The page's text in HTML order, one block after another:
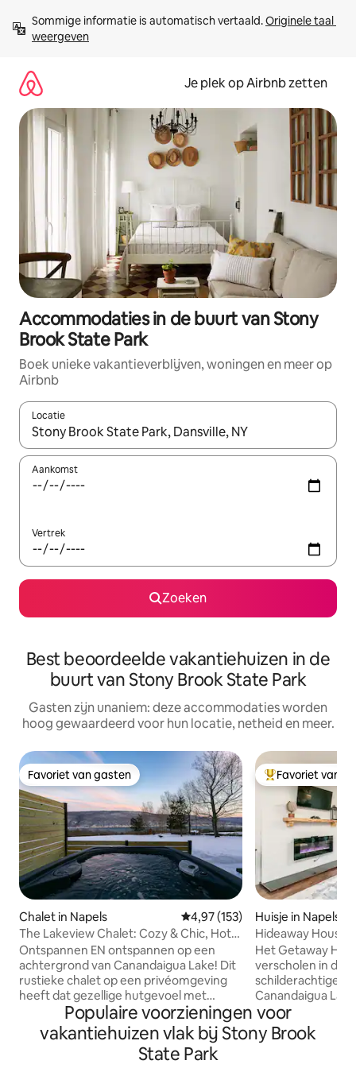
direct
naar
Sommige informatie is automatisch vertaald. Originele taal
weergeven
Je plek op Airbnb zetten
Accommodaties in de buurt van Stony
Brook State Park
Boek unieke vakantieverblijven, woningen en meer op
Airbnb
Locatie
Wanneer er resultaten beschikbaar zijn, maak je een keuze
Aankomst
Vertrek
Zoeken
Best beoordeelde vakantiehuizen in de
buurt van Stony Brook State Park
Gasten zijn unaniem: deze accommodaties worden
hoog gewaardeerd voor hun locatie, netheid en meer.
Favoriet van gasten
Favoriet van gasten
Chalet in Napels Gemiddelde beoordeling van
4,97 (153)
The Lakeview Chalet: Cozy & Chic, Hot
Tub, Games
Ontspannen EN ontspannen op een
achtergrond van Canandaigua Lake! Dit
rustieke chalet op een privéomgeving
heeft dat gezellige hutgevoel met
moderne styling en luxe voorzieningen,
waaronder een open haard met
gasfornuis, bubbelbad, nostalgische
spelletjes, bibliotheek, vuurplaats buiten
Topfavoriet van
Favoriet van
Huisje in Napels
Hideaway House
met een prachtig
Het Getaway
verscholen in de
schilderachtige
Canandaigua
perfect voor
avonturiers en
naar een rustige
Populaire voorzieningen voor
vakantiehuizen vlak bij Stony Brook
State Park